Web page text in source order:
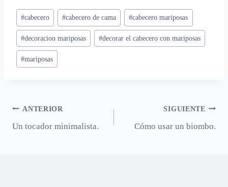
Etiquetas
de
la
entrada:
#cabecero #cabecero de cama #cabecero mariposas
#decoracion mariposas #decorar el cabecero con mariposas
#mariposas
Navegación
de
ANTERIOR
Un tocador minimalista.
SIGUIENTE
Cómo usar un biombo.